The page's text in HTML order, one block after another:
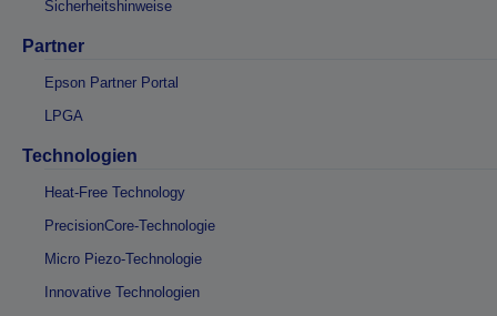
Sicherheitshinweise
Partner
Epson Partner Portal
LPGA
Technologien
Heat-Free Technology
PrecisionCore-Technologie
Micro Piezo-Technologie
Innovative Technologien